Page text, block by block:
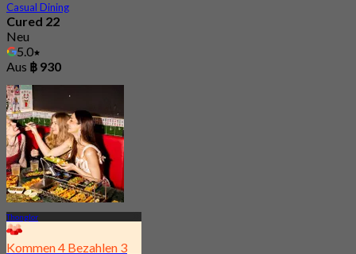
Casual Dining
Cured 22
Neu
5.0
Aus ฿ 930
Thonglor
Kommen 4 Bezahlen 3